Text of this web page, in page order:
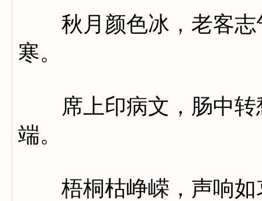
秋月颜色冰，老客志
寒。
席上印病文，肠中转
端。
梧桐枯峥嵘，声响如